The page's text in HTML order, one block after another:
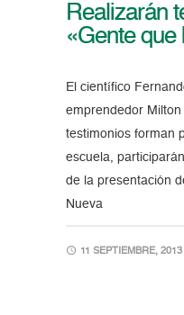
Realizarán
«Gente que
El científico
emprendedor
testimonios forman
escuela,
de la presentación
Nueva
11 SEPTIEMBRE, 2013